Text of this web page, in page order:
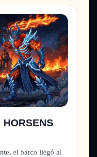
el barco llegó al